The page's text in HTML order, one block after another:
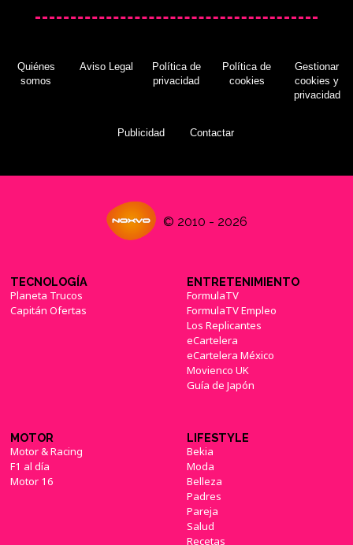
Quiénes
somos
Aviso Legal
Política de
privacidad
Política de
cookies
Gestionar
cookies y
privacidad
Publicidad Contactar
© 2010 - 2026
TECNOLOGÍA
Planeta Trucos
Capitán Ofertas
ENTRETENIMIENTO
FormulaTV
FormulaTV Empleo
Los Replicantes
eCartelera
eCartelera México
Movienco UK
Guía de Japón
MOTOR
Motor & Racing
F1 al día
Motor 16
LIFESTYLE
Bekia
Moda
Belleza
Padres
Pareja
Salud
Recetas